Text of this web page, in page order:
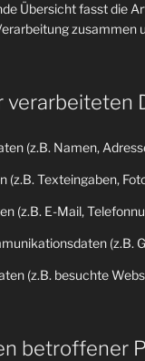
Übersicht fasst die
zusammen
verarbeiteten
(z.B. Namen,
(z.B. Texteingaben,
(z.B. E-Mail,
(z.B.
(z.B. besuchte
betroffener